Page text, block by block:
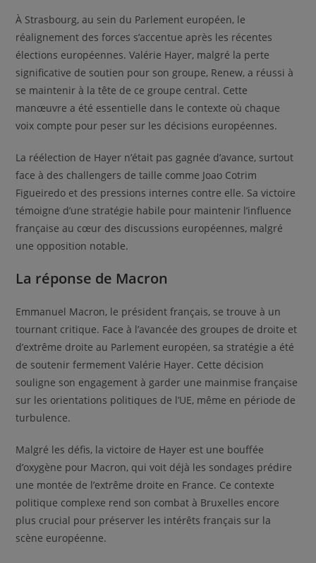
À Strasbourg, au sein du Parlement européen, le
réalignement des forces s’accentue après les récentes
élections européennes. Valérie Hayer, malgré la perte
significative de soutien pour son groupe, Renew, a réussi à
se maintenir à la tête de ce groupe central. Cette
manœuvre a été essentielle dans le contexte où chaque
voix compte pour peser sur les décisions européennes.
La réélection de Hayer n’était pas gagnée d’avance, surtout
face à des challengers de taille comme Joao Cotrim
Figueiredo et des pressions internes contre elle. Sa victoire
témoigne d’une stratégie habile pour maintenir l’influence
française au cœur des discussions européennes, malgré
une opposition notable.
La réponse de Macron
Emmanuel Macron, le président français, se trouve à un
tournant critique. Face à l’avancée des groupes de droite et
d’extrême droite au Parlement européen, sa stratégie a été
de soutenir fermement Valérie Hayer. Cette décision
souligne son engagement à garder une mainmise française
sur les orientations politiques de l’UE, même en période de
turbulence.
Malgré les défis, la victoire de Hayer est une bouffée
d’oxygène pour Macron, qui voit déjà les sondages prédire
une montée de l’extrême droite en France. Ce contexte
politique complexe rend son combat à Bruxelles encore
plus crucial pour préserver les intérêts français sur la
scène européenne.